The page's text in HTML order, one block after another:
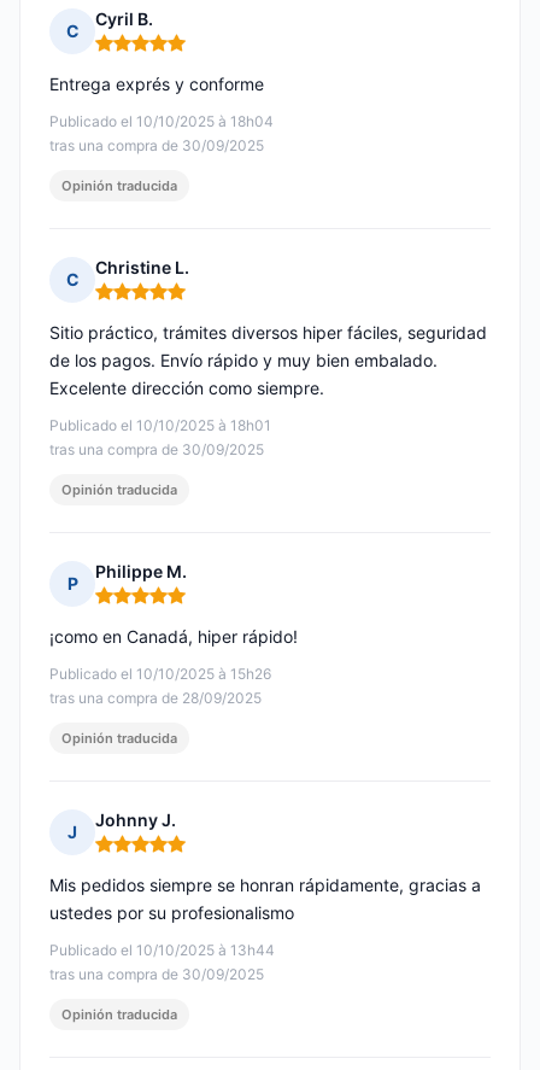
C
Cyril B.
Nota: 5 de 5
Publicado el 10/10/2025 à 18h04
tras una compra de 30/09/2025
Entrega exprés y conforme
Opinión traducida
C
Christine L.
Nota: 5 de 5
Publicado el 10/10/2025 à 18h01
tras una compra de 30/09/2025
Sitio práctico, trámites diversos hiper fáciles, seguridad
de los pagos. Envío rápido y muy bien embalado.
Excelente dirección como siempre.
Opinión traducida
P
Philippe M.
Nota: 5 de 5
Publicado el 10/10/2025 à 15h26
tras una compra de 28/09/2025
¡como en Canadá, hiper rápido!
Opinión traducida
J
Johnny J.
Nota: 5 de 5
Publicado el 10/10/2025 à 13h44
tras una compra de 30/09/2025
Mis pedidos siempre se honran rápidamente, gracias a
ustedes por su profesionalismo
Opinión traducida